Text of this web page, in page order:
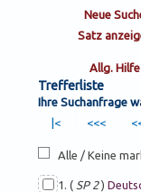
Trefferliste
Ihre Suchanfrage
Alle / Keine
1. ( SP 2)